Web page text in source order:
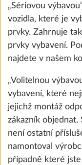
Koberec v
vyjímatelný
„Sériovou
vozidla, které je
prvky. Zahrnuje
prvky vybavení.
najdete v našem
„Volitelnou
vybavení, které
jejichž montáž
zákazník
není ostatní
namontoval
případně které